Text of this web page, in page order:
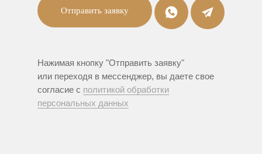
Нажимая кнопку "Отправить заявку"
или переходя в мессенджер, вы даете свое
согласие с политикой обработки
персональных данных
Отправить заявку